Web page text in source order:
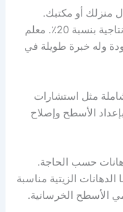
منزلك أو مكتبك.
الألوان الجذابة تزيد من السعادة وترفع الإنتاجية بنسبة 20٪. معلم
وله خبرة طويلة في
مثل استشارات
الأسطح وإصلاح
حسب الحاجة.
الدهانات الزيتية مناسبة
الأسطح الخرسانية.